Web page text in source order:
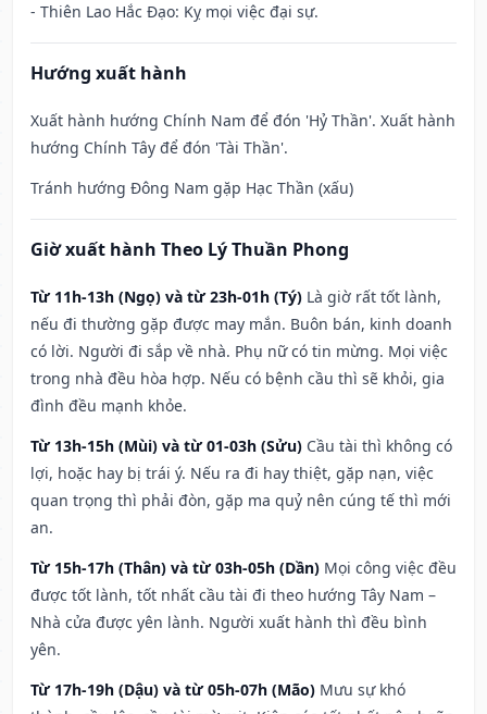
- Thiên Lao Hắc Đạo: Kỵ mọi việc đại sự.
Hướng xuất hành
Xuất hành hướng Chính Nam để đón 'Hỷ Thần'. Xuất hành
hướng Chính Tây để đón 'Tài Thần'.
Tránh hướng Đông Nam gặp Hạc Thần (xấu)
Giờ xuất hành Theo Lý Thuần Phong
Từ 11h-13h (Ngọ) và từ 23h-01h (Tý) Là giờ rất tốt lành,
nếu đi thường gặp được may mắn. Buôn bán, kinh doanh
có lời. Người đi sắp về nhà. Phụ nữ có tin mừng. Mọi việc
trong nhà đều hòa hợp. Nếu có bệnh cầu thì sẽ khỏi, gia
đình đều mạnh khỏe.
Từ 13h-15h (Mùi) và từ 01-03h (Sửu) Cầu tài thì không có
lợi, hoặc hay bị trái ý. Nếu ra đi hay thiệt, gặp nạn, việc
quan trọng thì phải đòn, gặp ma quỷ nên cúng tế thì mới
an.
Từ 15h-17h (Thân) và từ 03h-05h (Dần) Mọi công việc đều
được tốt lành, tốt nhất cầu tài đi theo hướng Tây Nam –
Nhà cửa được yên lành. Người xuất hành thì đều bình
yên.
Từ 17h-19h (Dậu) và từ 05h-07h (Mão) Mưu sự khó